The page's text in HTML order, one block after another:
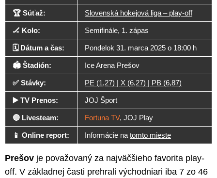
🏆 Súťaž: Slovenská hokejová liga – play-off
🏒 Kolo: Semifinále, 1. zápas
🗓️ Dátum a čas: Pondelok 31. marca 2025 o 18:00 h
🏟️ Štadión: Ice Arena Prešov
✅ Stávky: PE (1,27) | X (6,27) | PB (6,87)
▶️ TV Prenos: JOJ Šport
🔴 Livesteam: Fortuna TV, JOJ Play
📱 Online report: Informácie na tomto mieste
Prešov je považovaný za najväčšieho favorita play-
off. V základnej časti prehrali východniari iba 7 zo 46